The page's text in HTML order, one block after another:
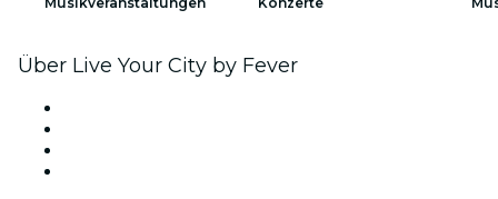
Über Live Your City by Fever